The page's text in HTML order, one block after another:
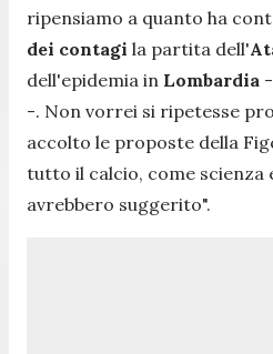
ripensiamo a quanto ha
dei contagi la partita dell'
dell'epidemia in Lombardia
-. Non vorrei si ripetesse
accolto le proposte della
tutto il calcio, come scienza
avrebbero suggerito".